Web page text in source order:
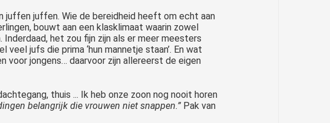
juffen juffen. Wie de bereidheid heeft om echt aan
bouwt aan een klasklimaat waarin zowel
het zou fijn zijn als er meer meesters
jufs die prima ‘hun mannetje staan’. En wat
voor jongens… daarvoor zijn allereerst de eigen
thuis ... Ik heb onze zoon nog nooit horen
belangrijk die vrouwen niet snappen.” Pak van